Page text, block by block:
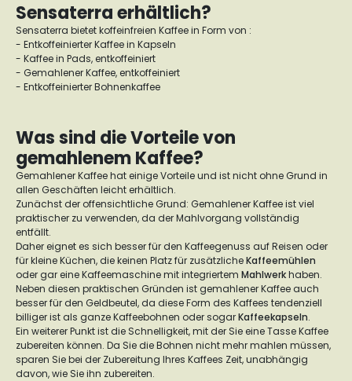
Sensaterra erhältlich?
Sensaterra bietet koffeinfreien Kaffee in Form von :
- Entkoffeinierter Kaffee in Kapseln
- Kaffee in Pads, entkoffeiniert
- Gemahlener Kaffee, entkoffeiniert
- Entkoffeinierter Bohnenkaffee
Was sind die Vorteile von
gemahlenem Kaffee?
Gemahlener Kaffee hat einige Vorteile und ist nicht ohne Grund in
allen Geschäften leicht erhältlich.
Zunächst der offensichtliche Grund: Gemahlener Kaffee ist viel
praktischer zu verwenden, da der Mahlvorgang vollständig
entfällt.
Daher eignet es sich besser für den Kaffeegenuss auf Reisen oder
für kleine Küchen, die keinen Platz für zusätzlicheKaffeemühlen
oder gar eine Kaffeemaschine mit integriertem Mahlwerkhaben.
Neben diesen praktischen Gründen ist gemahlener Kaffee auch
besser für den Geldbeutel, da diese Form des Kaffees tendenziell
billiger ist als ganze Kaffeebohnen oder sogarKaffeekapseln.
Ein weiterer Punkt ist die Schnelligkeit, mit der Sie eine Tasse Kaffee
zubereiten können. Da Sie die Bohnen nicht mehr mahlen müssen,
sparen Sie bei der Zubereitung Ihres Kaffees Zeit, unabhängig
davon, wie Sie ihn zubereiten.